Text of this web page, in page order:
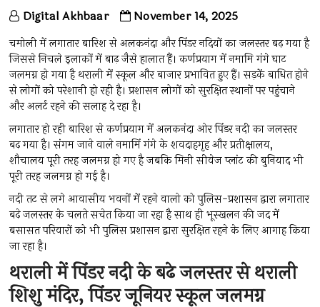
Digital Akhbaar November 14, 2025
चमोली में लगातार बारिश से अलकनंदा और पिंडर नदियों का जलस्तर बढ़ गया है
जिससे निचले इलाकों में बाढ़ जैसे हालात हैं। कर्णप्रयाग में नमामि गंगे घाट
जलमग्न हो गया है थराली में स्कूल और बाजार प्रभावित हुए हैं। सड़कें बाधित होने
से लोगों को परेशानी हो रही है। प्रशासन लोगों को सुरक्षित स्थानों पर पहुंचाने
और अलर्ट रहने की सलाह दे रहा है।
लगातार हो रही बारिश से कर्णप्रयाग में अलकनंदा ओर पिंडर नदी का जलस्तर
बढ़ गया है। संगम जाने वाले नमामिं गंगे के शवदाहगृह और प्रतीक्षालय,
शौचालय पूरी तरह जलमग्न हो गए है जबकि मिनी सीवेज प्लांट की बुनियाद भी
पूरी तरह जलमग्न हो गई है।
नदी तट से लगे आवासीय भवनों में रहने वालो को पुलिस-प्रशासन द्वारा लगातार
बढ़े जलस्तर के चलते सचेत किया जा रहा है साथ ही भूस्खलन की जद में
बसासत परिवारों को भी पुलिस प्रशासन द्वारा सुरक्षित रहने के लिए आगाह किया
जा रहा है।
थराली में पिंडर नदी के बढे जलस्तर से थराली
शिशु मंदिर, पिंडर जूनियर स्कूल जलमग्न